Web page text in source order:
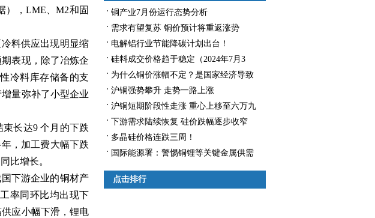
），LME、M2和固
料供应出现明显缩
表现，除了冶炼企
冷料库存储备的支
量弥补了小型企业
长达9 个月的下跌
，加工费大幅下跌
比增长。
下游企业的铜材产
率同环比均出现下
应小幅下滑，锂电
铜产业7月份运行态势分析
需求有望复苏 铜价预计将重返涨势
电解铝行业节能降碳计划出台！
硅料成交价格趋于稳定（2024年7月3
日）
为什么铜价涨幅不定？是国家经济导致
还是认为操控？
沪铜强势攀升 走势一路上涨
沪铜短期阶段性走涨 重心上移至六万九
下游需求陆续恢复 硅价跌幅逐步收窄
多晶硅价格连跌三周！
国际能源署：警惕铜锂等关键金属供需
失衡
点击排行